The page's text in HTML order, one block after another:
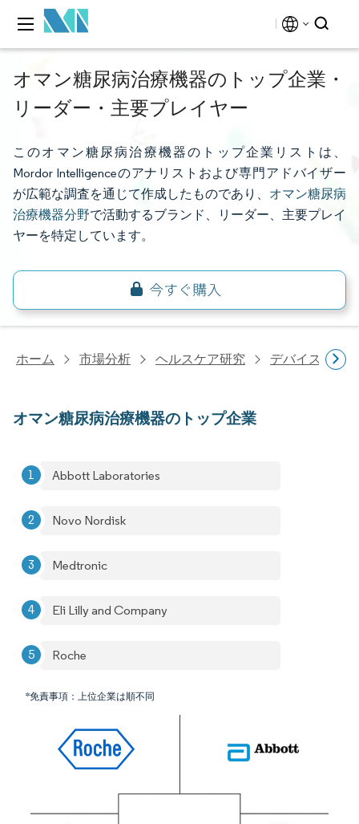
オマン糖尿病治療機器のトップ企業・
リーダー・主要プレイヤー
このオマン糖尿病治療機器のトップ企業リストは、
Mordor Intelligenceのアナリストおよび専門アドバイザー
が広範な調査を通じて作成したものであり、 オマン糖尿病
治療機器分野で活動するブランド、リーダー、主要プレイ
ヤーを特定しています。
ホーム 市場分析 ヘルスケア研究 デバイス・医
オマン糖尿病治療機器のトップ企業
Abbott Laboratories
Novo Nordisk
Medtronic
Eli Lilly and Company
Roche
*免責事項：上位企業は順不同